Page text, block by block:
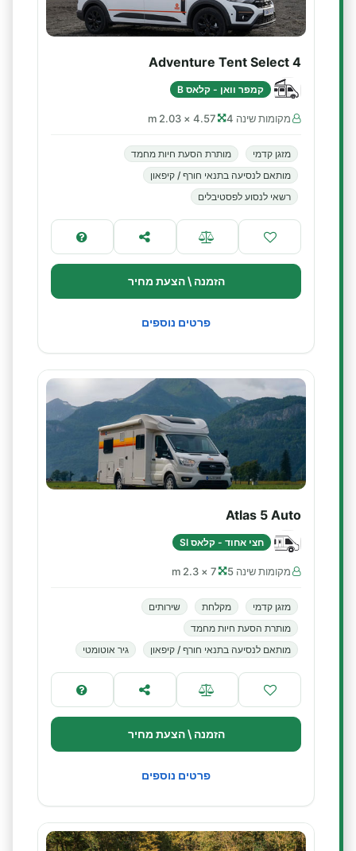
Adventure Tent Select 4
קמפר וואן - קלאס B
מקומות שינה 4 4.57 × 2.03 m
מזגן קדמי
מותרת הסעת חיות מחמד
מותאם לנסיעה בתנאי חורף / קיפאון
רשאי לנסוע לפסטיבלים
הזמנה \ הצעת מחיר
פרטים נוספים
Atlas 5 Auto
חצי אחוד - קלאס SI
מקומות שינה 5 7 × 2.3 m
מזגן קדמי מקלחת
שירותים
מותרת הסעת חיות מחמד
מותאם לנסיעה בתנאי חורף / קיפאון
גיר אוטומטי
הזמנה \ הצעת מחיר
פרטים נוספים